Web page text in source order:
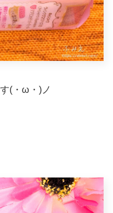
(・ω・)ノ